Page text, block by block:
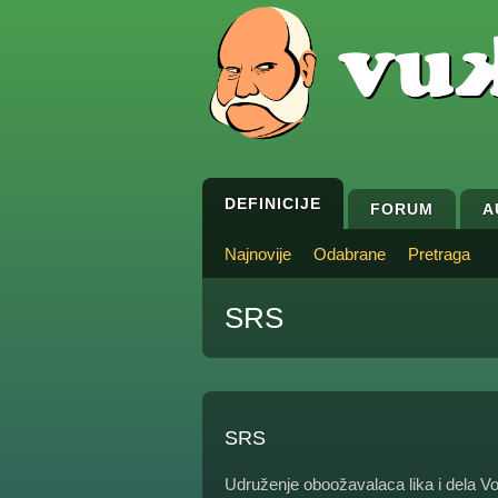
DEFINICIJE FORUM
Najnovije Odabrane Pretraga
SRS
SRS
Udruženje oboožavalaca lika i dela